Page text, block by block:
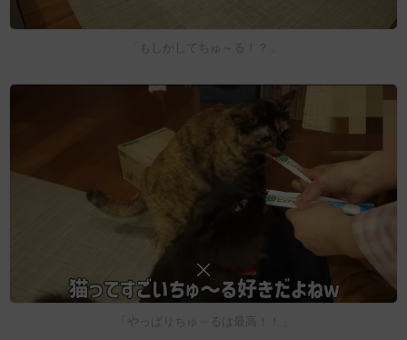
「もしかしてちゅ～る！？」
「やっぱりちゅ～るは最高！！」